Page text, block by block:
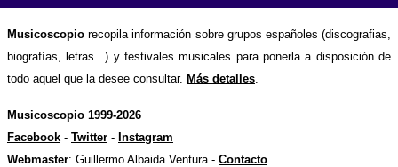
Musicoscopio recopila información sobre grupos españoles (discografias,
biografías, letras...) y festivales musicales para ponerla a disposición de
todo aquel que la desee consultar. Más detalles
Musicoscopio 1999-2026
Facebook - Twitter - Instagram
Webmaster: Guillermo Albaida Ventura - Contacto